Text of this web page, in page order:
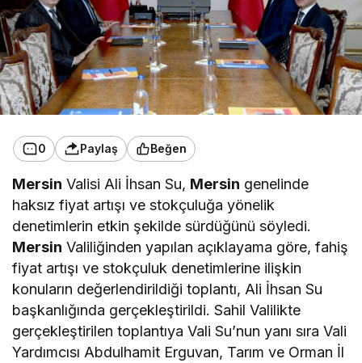
0 Paylaş Beğen
Mersin Valisi Ali İhsan Su, Mersin genelinde
haksız fiyat artışı ve stokçuluğa yönelik
denetimlerin etkin şekilde sürdüğünü söyledi.
Mersin Valiliğinden yapılan açıklayama göre, fahiş
fiyat artışı ve stokçuluk denetimlerine ilişkin
konuların değerlendirildiği toplantı, Ali İhsan Su
başkanlığında gerçekleştirildi. Sahil Valilikte
gerçekleştirilen toplantıya Vali Su’nun yanı sıra Vali
Yardımcısı Abdulhamit Erguvan, Tarım ve Orman İl